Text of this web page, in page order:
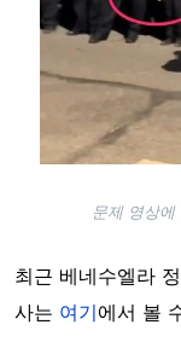
문제 영상
최근 베네수엘라
사는 여기에서 볼